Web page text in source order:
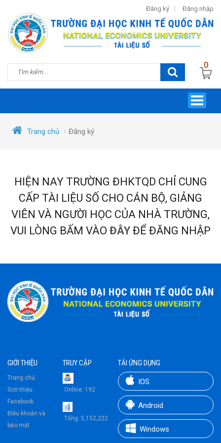
0
Đăng ký Đăng nhập
Toggle
Trang chủ Đăng ký
HIỆN NAY TRƯỜNG ĐHKTQD CHỈ CUNG
CẤP TÀI LIỆU SỐ CHO CÁN BỘ, GIẢNG
VIÊN VÀ NGƯỜI HỌC CỦA NHÀ TRƯỜNG,
VUI LÒNG BẤM VÀO ĐÂY ĐỂ ĐĂNG NHẬP
GIỚI THIỆU
Trang chủ
Giới thiệu
Facebook
Điều khoản và
bảo mật
TRUY CẬP
Online: 192
Tổng: 5,152,222
TẢI ỨNG DỤNG
IOS
Android
Windows